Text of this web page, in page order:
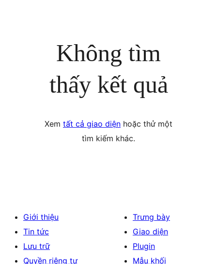
Không tìm
thấy kết quả
Xem tất cả giao diện hoặc thử một
tìm kiếm khác.
Giới thiệu
Tin tức
Lưu trữ
Quyền riêng tư
Trưng bày
Giao diện
Plugin
Mẫu khối